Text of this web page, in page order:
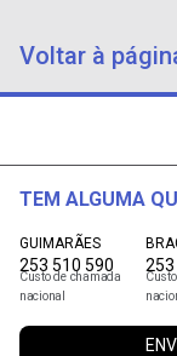
Voltar à
TEM ALGUMA
GUIMARÃES
253 510 590
Custo de chamada
nacional
253